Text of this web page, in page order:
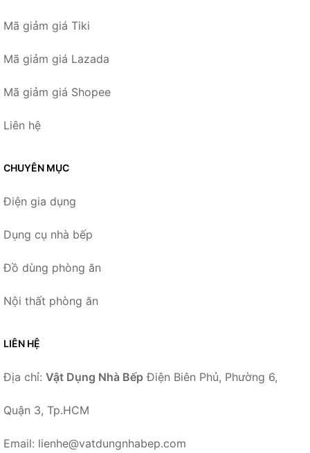
Mã giảm giá Tiki
Mã giảm giá Lazada
Mã giảm giá Shopee
Liên hệ
CHUYÊN MỤC
Điện gia dụng
Dụng cụ nhà bếp
Đồ dùng phòng ăn
Nội thất phòng ăn
LIÊN HỆ
Địa chỉ: Vật Dụng Nhà Bếp Điện Biên Phủ, Phường 6,
Quận 3, Tp.HCM
Email: lienhe@vatdungnhabep.com